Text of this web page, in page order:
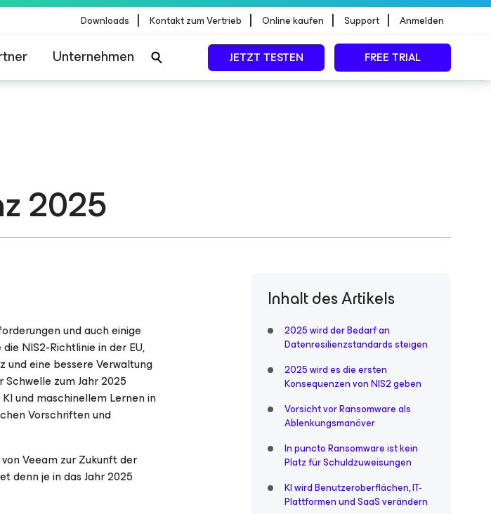
Downloads | Kontakt zum Vertrieb | Online kaufen | Support | Anmelden
Unternehmen JETZT TESTEN FREE TRIAL
2025
und auch einige
NIS2-Richtlinie in der EU,
eine bessere Verwaltung
zum Jahr 2025
und maschinellem Lernen in
Vorschriften und
Veeam zur Zukunft der
denn je in das Jahr 2025
Inhalt des Artikels
2025 wird der Bedarf an
Datenresilienzstandards steigen
2025 wird es die ersten
Konsequenzen von NIS2 geben
Vorsicht vor Ransomware als
Ablenkungsmanöver
In puncto Ransomware ist kein
Platz für Schuldzuweisungen
KI wird Benutzeroberflächen, IT-
Plattformen und SaaS verändern